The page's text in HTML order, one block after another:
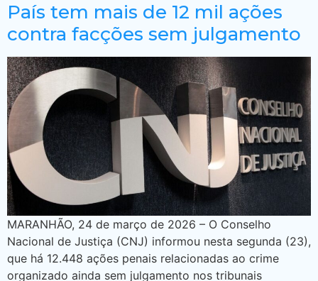
País tem mais de 12 mil ações
contra facções sem julgamento
MARANHÃO, 24 de março de 2026 – O Conselho
Nacional de Justiça (CNJ) informou nesta segunda (23),
que há 12.448 ações penais relacionadas ao crime
organizado ainda sem julgamento nos tribunais